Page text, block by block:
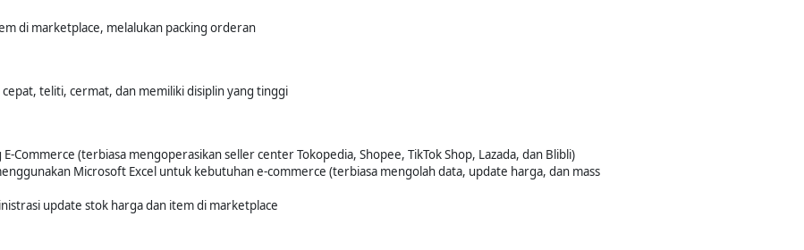
di marketplace, melalukan packing orderan
teliti, cermat, dan memiliki disiplin yang tinggi
Commerce (terbiasa mengoperasikan seller center Tokopedia, Shopee, TikTok Shop, Lazada, dan Blibli)
Microsoft Excel untuk kebutuhan e-commerce (terbiasa mengolah data, update harga, dan mass
update stok harga dan item di marketplace